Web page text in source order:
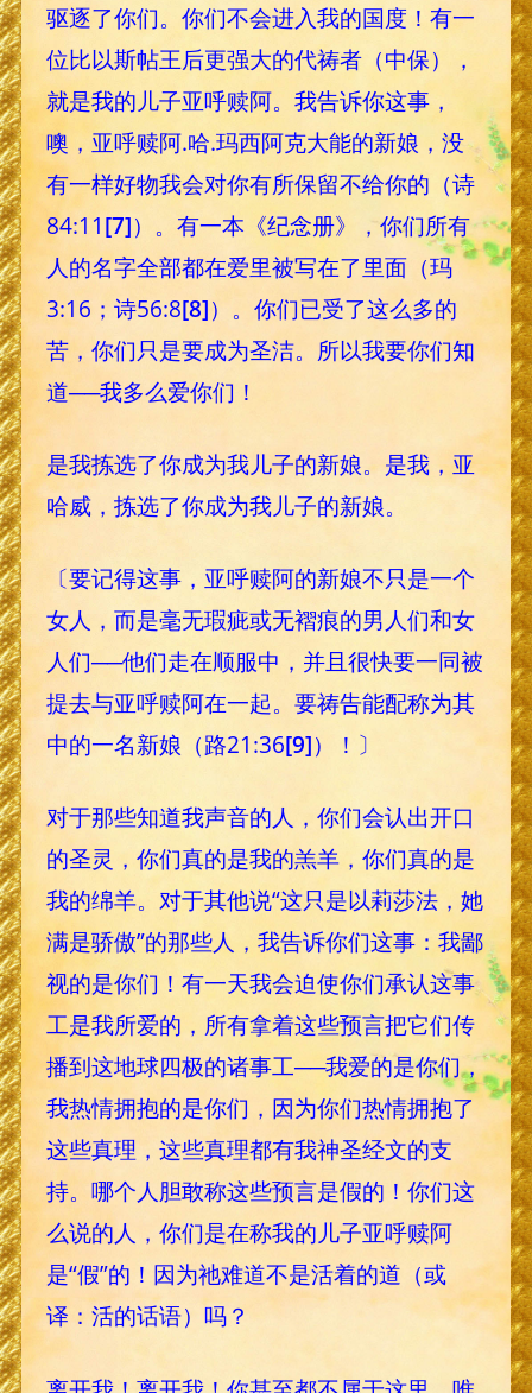
驱逐了你们。你们不会进入我的国度！有一
位比以斯帖王后更强大的代祷者（中保），
就是我的儿子亚呼赎阿。我告诉你这事，
噢，亚呼赎阿.哈.玛西阿克大能的新娘，没
有一样好物我会对你有所保留不给你的（诗
84:11 [7]）。有一本《纪念册》，你们所有
人的名字全部都在爱里被写在了里面（玛
3:16；诗56:8[8]）。你们已受了这么多的
苦，你们只是要成为圣洁。所以我要你们知
道──我多么爱你们！
是我拣选了你成为我儿子的新娘。是我，亚
哈威，拣选了你成为我儿子的新娘。
〔要记得这事，亚呼赎阿的新娘不只是一个
女人，而是毫无瑕疵或无褶痕的男人们和女
人们──他们走在顺服中，并且很快要一同被
提去与亚呼赎阿在一起。要祷告能配称为其
中的一名新娘（路21:36[9]）！〕
对于那些知道我声音的人，你们会认出开口
的圣灵，你们真的是我的羔羊，你们真的是
我的绵羊。对于其他说“这只是以莉莎法，她
满是骄傲”的那些人，我告诉你们这事：我鄙
视的是你们！有一天我会迫使你们承认这事
工是我所爱的，所有拿着这些预言把它们传
播到这地球四极的诸事工──我爱的是你们，
我热情拥抱的是你们，因为你们热情拥抱了
这些真理，这些真理都有我神圣经文的支
持。哪个人胆敢称这些预言是假的！你们这
么说的人，你们是在称我的儿子亚呼赎阿
是“假”的！因为祂难道不是活着的道（或
译：活的话语）吗？